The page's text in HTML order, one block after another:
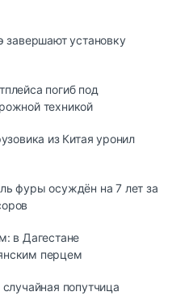
зaвepшaют ycтaнoвкy
погиб под
техникой
из Китая уронил
фуры осуждён на 7 лет за
в Дагестане
перцем
попутчица